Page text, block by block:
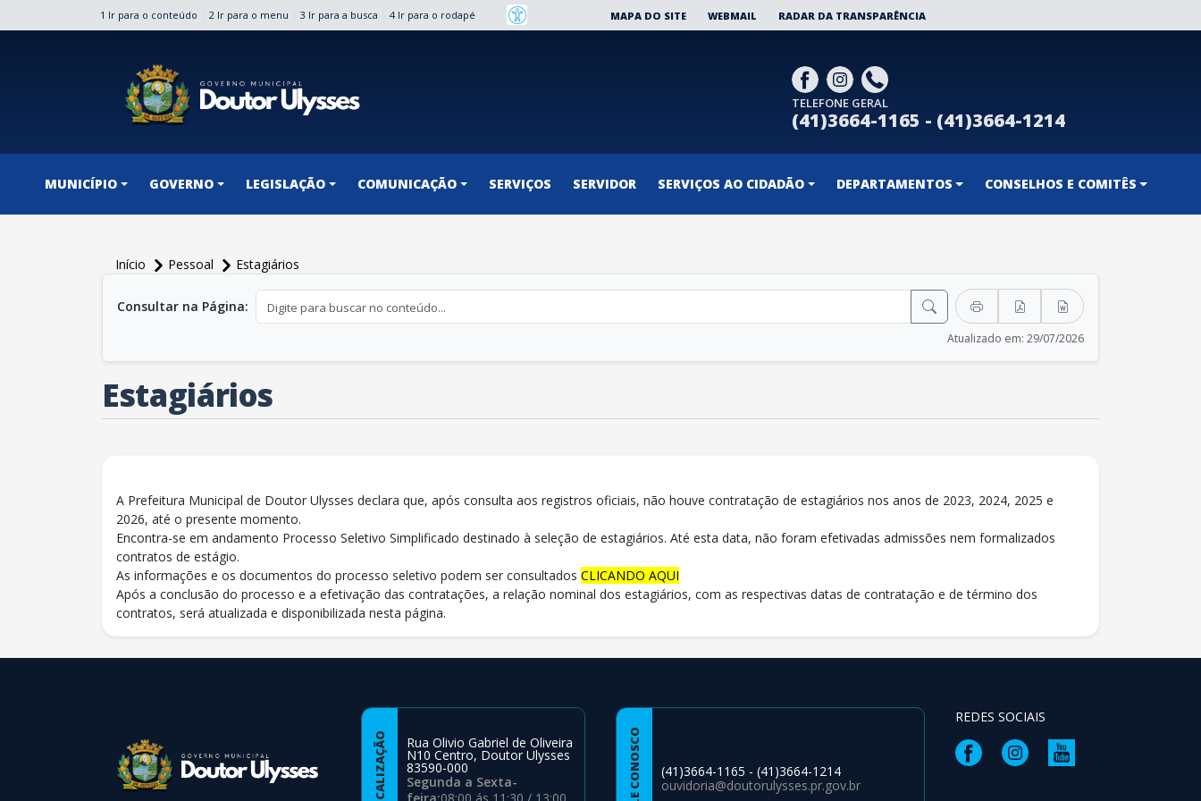
1 Ir para o conteúdo 2 Ir para o menu 3 Ir para a busca 4 Ir para o rodapé MAPA DO SITE WEBMAIL
RADAR DA TRANSPARÊNCIA
TELEFONE GERAL
(41)3664-1165 - (41)3664-1214
MUNICÍPIO GOVERNO LEGISLAÇÃO COMUNICAÇÃO SERVIÇOS SERVIDOR SERVIÇOS AO CIDADÃO DEPARTAMENTOS CONSELHOS E COMITÊS
Início Pessoal
Estagiários
Consultar na Página:
Atualizado em: 29/07/2026
Estagiários
A Prefeitura Municipal de Doutor Ulysses declara que, após consulta aos registros oficiais, não houve contratação de estagiários nos anos de 2023, 2024, 2025 e
2026, até o presente momento.
Encontra-se em andamento Processo Seletivo Simplificado destinado à seleção de estagiários. Até esta data, não foram efetivadas admissões nem formalizados
contratos de estágio.
As informações e os documentos do processo seletivo podem ser consultados CLICANDO AQUI
Após a conclusão do processo e a efetivação das contratações, a relação nominal dos estagiários, com as respectivas datas de contratação e de término dos
contratos, será atualizada e disponibilizada nesta página.
LOCALIZAÇÃO Rua Olivio Gabriel de Oliveira
N10 Centro, Doutor Ulysses
83590-000
Segunda a Sexta-
FALE CONOSCO
(41)3664-1165 - (41)3664-1214
ouvidoria@doutorulysses.pr.gov.br
REDES SOCIAIS